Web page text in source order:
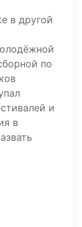
в другой
по
и
в